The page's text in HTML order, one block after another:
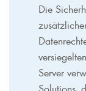
Die
Server
Solutions,